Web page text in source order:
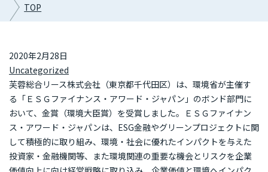
TOP
2020年2月28日
Uncategorized
芙蓉総合リース株式会社（東京都千代田区）は、環境省が主催す
る「ＥＳＧファイナンス・アワード・ジャパン」のボンド部門に
おいて、金賞（環境大臣賞）を受賞しました。ＥＳＧファイナン
ス・アワード・ジャパンは、ESG金融やグリーンプロジェクトに関
して積極的に取り組み、環境・社会に優れたインパクトを与えた
投資家・金融機関等、また環境関連の重要な機会とリスクを企業